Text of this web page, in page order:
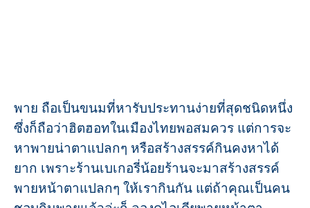
พาย ถือเป็นขนมที่หารับประทานง่ายที่สุดชนิดหนึ่ง
ซึ่งก็ถือว่าฮิตฮอทในเมืองไทยพอสมควร แต่การจะ
หาพายน่าตาแปลกๆ หรือสร้างสรรค์กินคงหาได้
ยาก เพราะร้านเบเกอรี่น้อยร้านจะมาสร้างสรรค์
พายหน้าตาแปลกๆ ให้เรากินกัน แต่ถ้าคุณเป็นคน